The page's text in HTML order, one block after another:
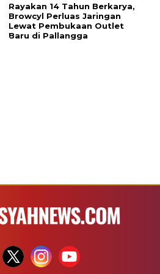
Rayakan 14 Tahun Berkarya,
Browcyl Perluas Jaringan
Lewat Pembukaan Outlet
Baru di Pallangga